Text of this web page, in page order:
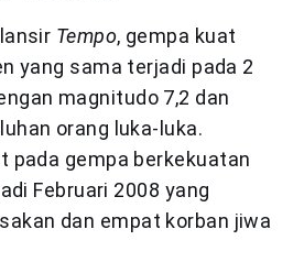
Tempo, gempa kuat
yang sama terjadi pada 2
magnitudo 7,2 dan
orang luka-luka.
pada gempa berkekuatan
Februari 2008 yang
dan empat korban jiwa